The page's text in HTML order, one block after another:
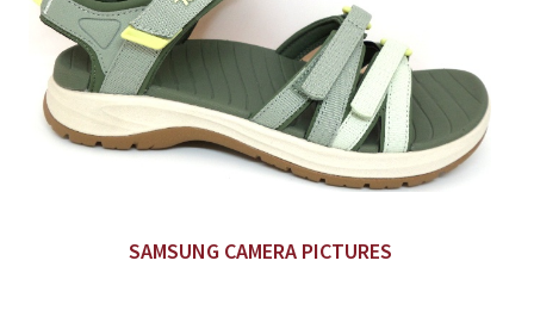
SAMSUNG CAMERA PICTURES